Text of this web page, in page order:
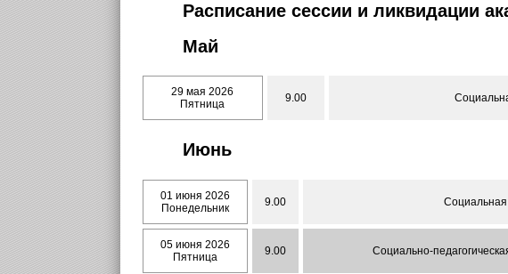
Расписание сессии и ликвидации
Май
29 мая 2026
Пятница
9.00
Июнь
01 июня 2026
Понедельник
9.00 Социальная
05 июня 2026
Пятница
9.00 Социально-